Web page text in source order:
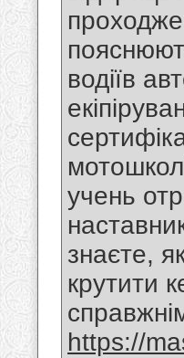
водіїв
учень
знаєте,
крутити
https://